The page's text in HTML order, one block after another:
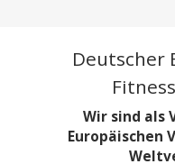
Deutscher
Wir sind als
Europäischen